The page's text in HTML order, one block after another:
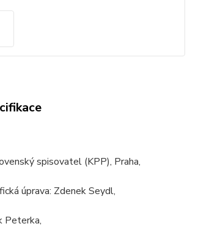
spisovatel (KPP), Praha,
úprava: Zdenek Seydl,
Peterka,